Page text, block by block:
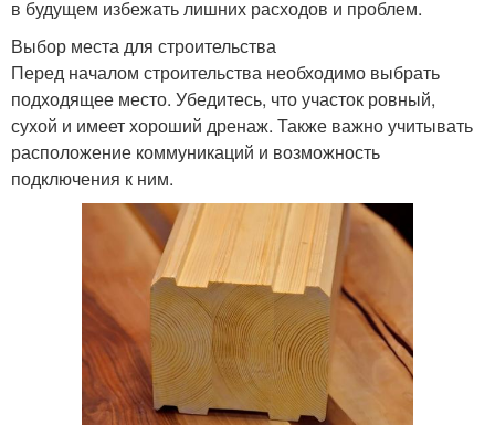
в будущем избежать лишних расходов и проблем.
Выбор места для строительства
Перед началом строительства необходимо выбрать
подходящее место. Убедитесь, что участок ровный,
сухой и имеет хороший дренаж. Также важно учитывать
расположение коммуникаций и возможность
подключения к ним.